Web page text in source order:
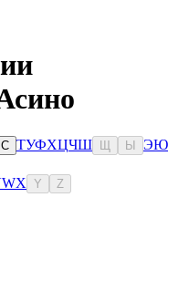
С ТУФХЦЧШ Ы ЭЮ
WX Y Z